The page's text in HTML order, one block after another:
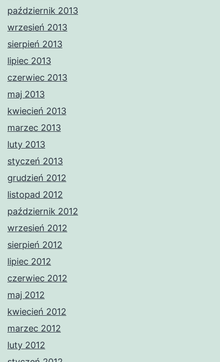
październik 2013
wrzesień 2013
sierpień 2013
lipiec 2013
czerwiec 2013
maj 2013
kwiecień 2013
marzec 2013
luty 2013
styczeń 2013
grudzień 2012
listopad 2012
październik 2012
wrzesień 2012
sierpień 2012
lipiec 2012
czerwiec 2012
maj 2012
kwiecień 2012
marzec 2012
luty 2012